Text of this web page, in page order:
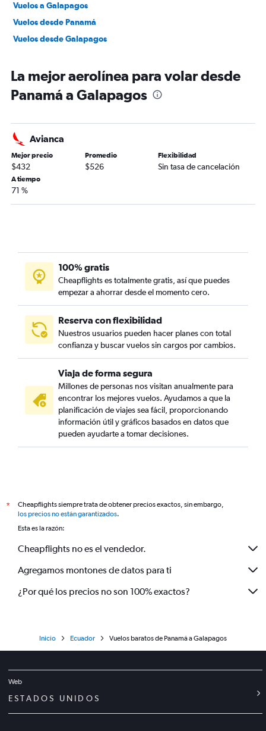
Vuelos a Galapagos
Vuelos desde Panamá
Vuelos desde Galapagos
La mejor aerolínea para volar desde
Panamá a Galapagos
Avianca
Mejor precio
$432
Promedio
$526
Flexibilidad
Sin tasa de cancelación
A tiempo
71 %
100% gratis
Cheapflights es totalmente gratis, así que puedes
empezar a ahorrar desde el momento cero.
Reserva con flexibilidad
Nuestros usuarios pueden hacer planes con total
confianza y buscar vuelos sin cargos por cambios.
Viaja de forma segura
Millones de personas nos visitan anualmente para
encontrar los mejores vuelos. Ayudamos a que la
planificación de viajes sea fácil, proporcionando
información útil y gráficos basados en datos que
pueden ayudarte a tomar decisiones.
*
Cheapflights siempre trata de obtener precios exactos, sin embargo,
los precios no están garantizados.
Esta es la razón:
Cheapflights no es el vendedor.
Agregamos montones de datos para ti
¿Por qué los precios no son 100% exactos?
Inicio Ecuador Vuelos baratos de Panamá a Galapagos
Web
ESTADOS UNIDOS